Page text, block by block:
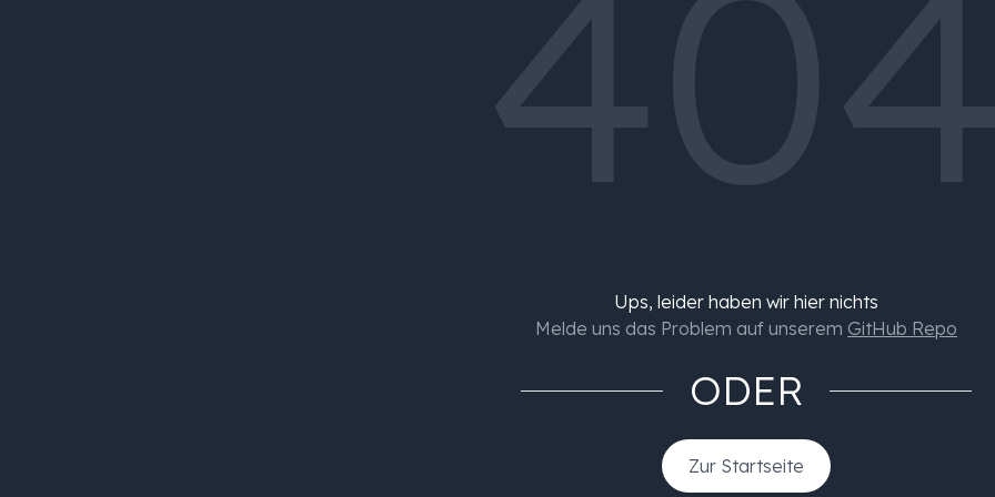
Ups, leider haben wir hier nichts
Melde uns das Problem auf unserem GitHub Repo
ODER
Zur Startseite